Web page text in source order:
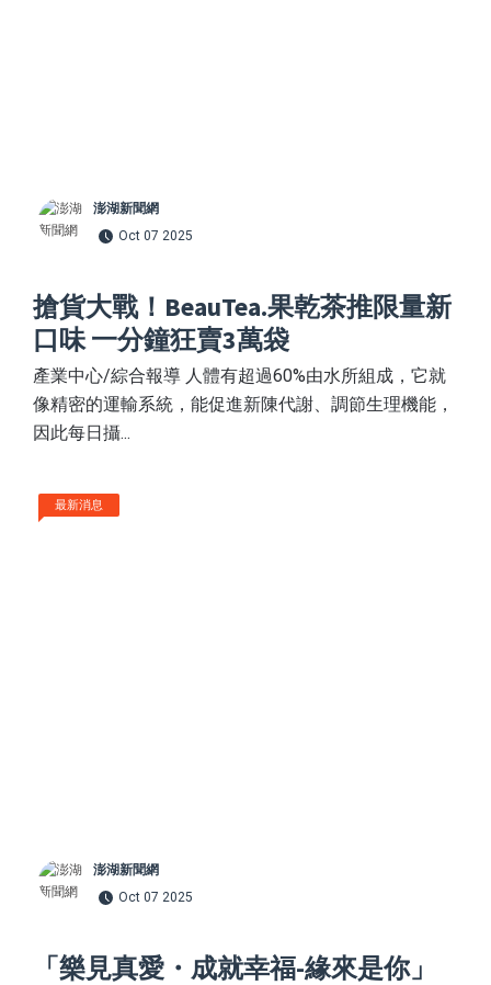
澎湖新聞網
Oct 07 2025
搶貨大戰！BeauTea.果乾茶推限量新
口味 一分鐘狂賣3萬袋
產業中心/綜合報導 人體有超過60%由水所組成，它就
像精密的運輸系統，能促進新陳代謝、調節生理機能，
因此每日攝...
最新消息
澎湖新聞網
Oct 07 2025
「樂見真愛・成就幸福-緣來是你」